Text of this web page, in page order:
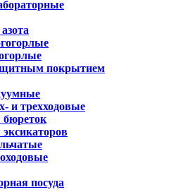
покрытием
и трехходовые
посуда